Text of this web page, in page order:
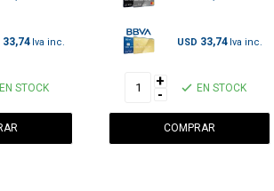
33,74
EN STOCK
USD 33,74
+
- EN STOCK